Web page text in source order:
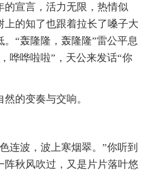
的宣言，活力无限，热情似
上的知了也跟着拉长了嗓子大
“轰隆隆，轰隆隆”雷公平息
哗哗啦啦”，天公来发话“你
的变奏与交响。
连波，波上寒烟翠。”你听到
阵秋风吹过，又是片片落叶悠